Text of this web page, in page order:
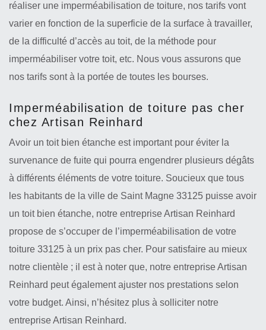
réaliser une imperméabilisation de toiture, nos tarifs vont
varier en fonction de la superficie de la surface à travailler,
de la difficulté d’accès au toit, de la méthode pour
imperméabiliser votre toit, etc. Nous vous assurons que
nos tarifs sont à la portée de toutes les bourses.
Imperméabilisation de toiture pas cher
chez Artisan Reinhard
Avoir un toit bien étanche est important pour éviter la
survenance de fuite qui pourra engendrer plusieurs dégâts
à différents éléments de votre toiture. Soucieux que tous
les habitants de la ville de Saint Magne 33125 puisse avoir
un toit bien étanche, notre entreprise Artisan Reinhard
propose de s’occuper de l’imperméabilisation de votre
toiture 33125 à un prix pas cher. Pour satisfaire au mieux
notre clientèle ; il est à noter que, notre entreprise Artisan
Reinhard peut également ajuster nos prestations selon
votre budget. Ainsi, n’hésitez plus à solliciter notre
entreprise Artisan Reinhard.